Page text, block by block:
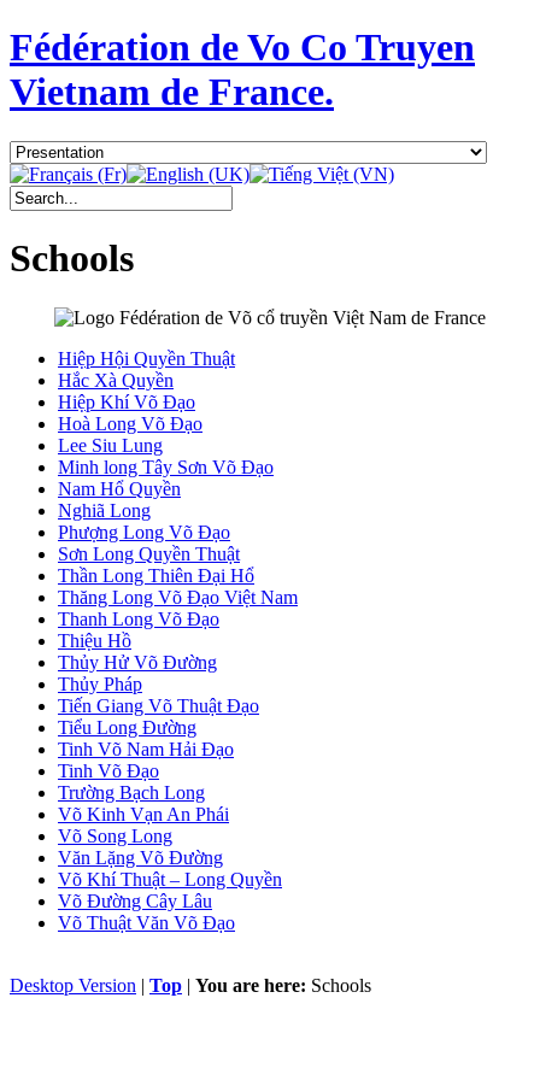
Fédération de Vo Co Truyen
Vietnam de France.
Schools
Hiệp Hội Quyền Thuật
Hắc Xà Quyền
Hiệp Khí Võ Đạo
Hoà Long Võ Đạo
Lee Siu Lung
Minh long Tây Sơn Võ Đạo
Nam Hổ Quyền
Nghiã Long
Phượng Long Võ Đạo
Sơn Long Quyền Thuật
Thần Long Thiên Ðại Hổ
Thăng Long Võ Đạo Việt Nam
Thanh Long Võ Đạo
Thiệu Hồ
Thủy Hử Võ Đường
Thủy Pháp
Tiến Giang Võ Thuật Đạo
Tiểu Long Đường
Tinh Võ Nam Hải Đạo
Tinh Võ Đạo
Trường Bạch Long
Võ Kinh Vạn An Phái
Võ Song Long
Văn Lặng Võ Đường
Võ Khí Thuật – Long Quyền
Võ Đường Cây Lâu
Võ Thuật Văn Võ Đạo
Desktop Version | Top | You are here: Schools